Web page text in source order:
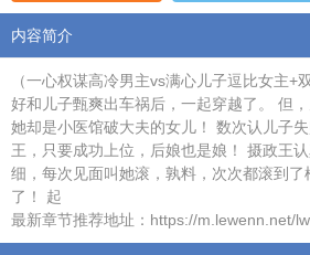
内容简介
（一心权谋高冷男主vs满心儿子逗比女主+
好和儿子甄爽出车祸后，一起穿越了。 但
她却是小医馆破大夫的女儿！ 数次认儿子
王，只要成功上位，后娘也是娘！ 摄政王
细，每次见面叫她滚，孰料，次次都滚到
了！ 起
最新章节推荐地址：https://m.lewenn.net/